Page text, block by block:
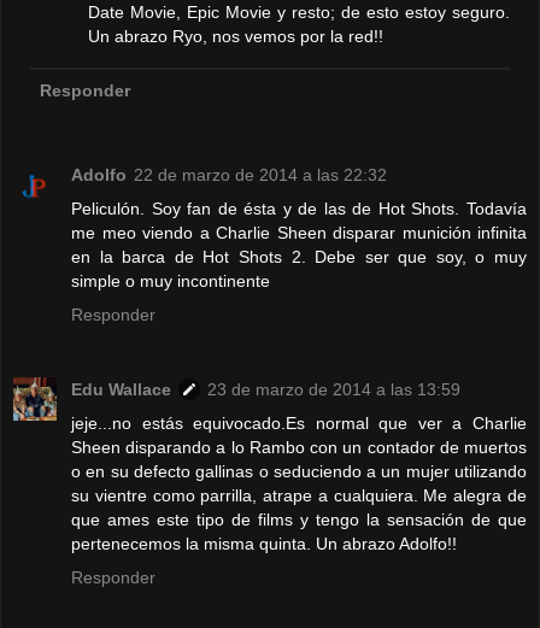
Date Movie, Epic Movie y resto; de esto estoy seguro.
Un abrazo Ryo, nos vemos por la red!!
Responder
Adolfo 22 de marzo de 2014 a las 22:32
Peliculón. Soy fan de ésta y de las de Hot Shots. Todavía
me meo viendo a Charlie Sheen disparar munición infinita
en la barca de Hot Shots 2. Debe ser que soy, o muy
simple o muy incontinente
Responder
Edu Wallace
23 de marzo de 2014 a las 13:59
jeje...no estás equivocado.Es normal que ver a Charlie
Sheen disparando a lo Rambo con un contador de muertos
o en su defecto gallinas o seduciendo a un mujer utilizando
su vientre como parrilla, atrape a cualquiera. Me alegra de
que ames este tipo de films y tengo la sensación de que
pertenecemos la misma quinta. Un abrazo Adolfo!!
Responder